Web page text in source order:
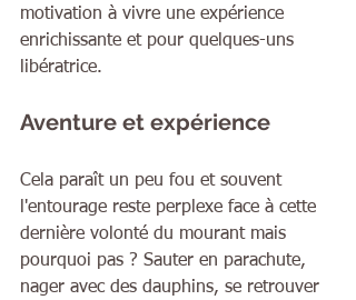
motivation à vivre une expérience
enrichissante et pour quelques-uns
libératrice.
Aventure et expérience
Cela paraît un peu fou et souvent
l'entourage reste perplexe face à cette
dernière volonté du mourant mais
pourquoi pas ? Sauter en parachute,
nager avec des dauphins, se retrouver